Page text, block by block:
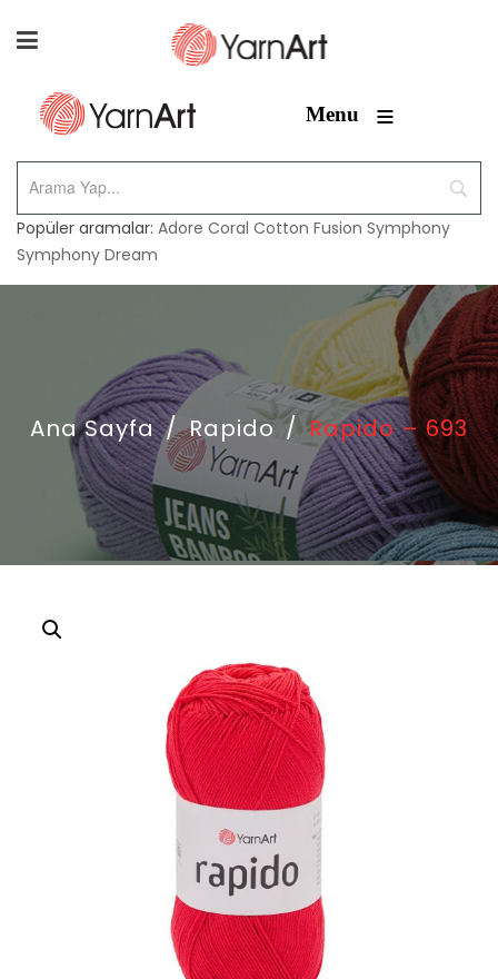
Menu ≡
Popüler aramalar: Adore Coral Cotton Fusion Symphony
Symphony Dream
Ana Sayfa / Rapido / Rapido – 693